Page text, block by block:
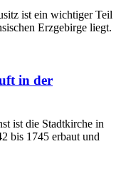
ist ein wichtiger Teil
Erzgebirge liegt.
in der
ist die Stadtkirche in
bis 1745 erbaut und